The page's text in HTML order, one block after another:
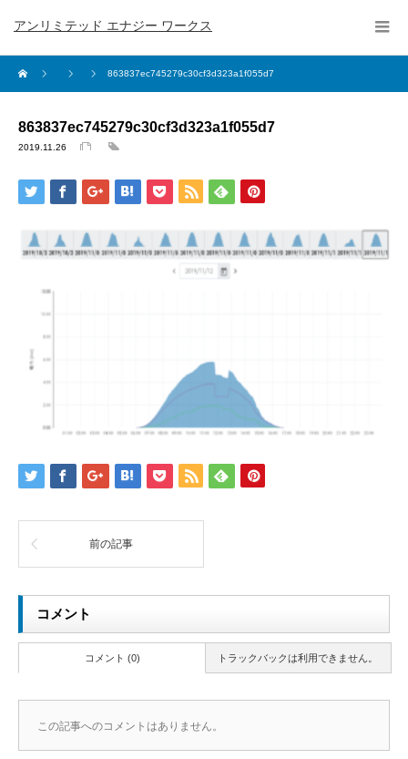
アンリミテッド エナジー ワークス
863837ec745279c30cf3d323a1f055d7
863837ec745279c30cf3d323a1f055d7
2019.11.26
前の記事
コメント
トラックバックは利用できません。
コメント (0)
この記事へのコメントはありません。